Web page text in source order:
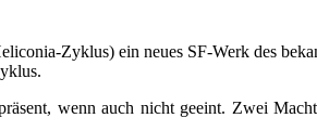
Zyklus) ein neues SF-Werk des
wenn auch nicht geeint. Zwei